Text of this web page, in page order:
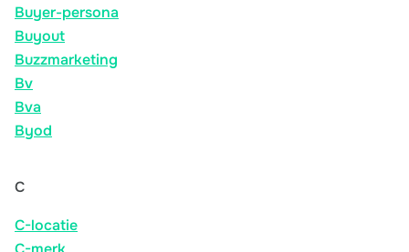
Buyer-persona
Buyout
Buzzmarketing
Bv
Bva
Byod
C
C-locatie